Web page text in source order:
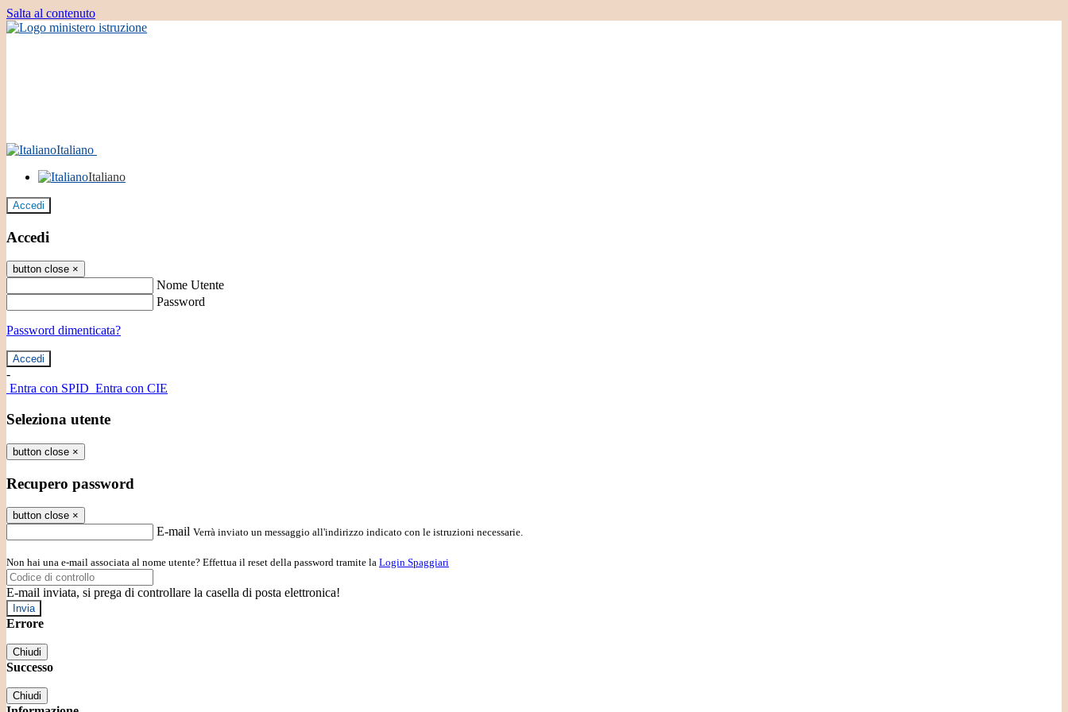
Salta al contenuto
Italiano
Italiano
Accedi
Accedi
button close ×
Nome Utente
Password
Password dimenticata?
-
Entra con SPID Entra con CIE
Seleziona utente
button close ×
Recupero password
button close ×
E-mail Verrà inviato un messaggio all'indirizzo indicato con le istruzioni necessarie.
Non hai una e-mail associata al nome utente? Effettua il reset della password tramite la Login Spaggiari
E-mail inviata, si prega di controllare la casella di posta elettronica!
Errore
Chiudi
Successo
Chiudi